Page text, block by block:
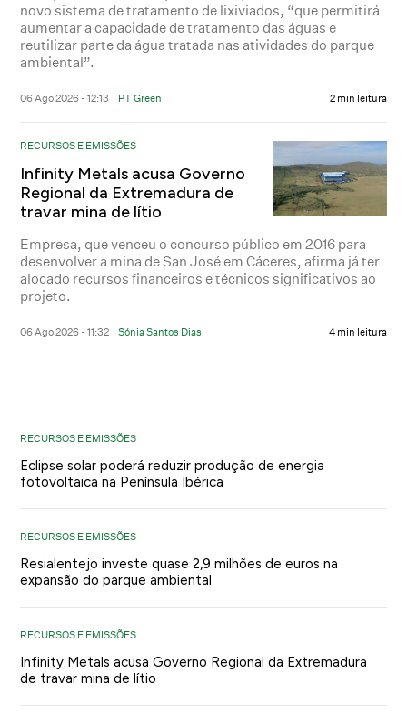
novo sistema de tratamento de lixiviados, “que permitirá
aumentar a capacidade de tratamento das águas e
reutilizar parte da água tratada nas atividades do parque
ambiental”.
06 Ago 2026 - 12:13 PT Green 2 min leitura
RECURSOS E EMISSÕES
Infinity Metals acusa Governo
Regional da Extremadura de
travar mina de lítio
Empresa, que venceu o concurso público em 2016 para
desenvolver a mina de San José em Cáceres, afirma já ter
alocado recursos financeiros e técnicos significativos ao
projeto.
06 Ago 2026 - 11:32 Sónia Santos Dias 4 min leitura
RECURSOS E EMISSÕES
Eclipse solar poderá reduzir produção de energia
fotovoltaica na Península Ibérica
RECURSOS E EMISSÕES
Resialentejo investe quase 2,9 milhões de euros na
expansão do parque ambiental
RECURSOS E EMISSÕES
Infinity Metals acusa Governo Regional da Extremadura
de travar mina de lítio